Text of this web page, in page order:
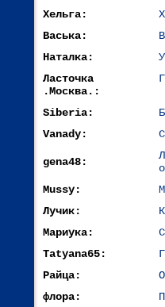
Хельга:
Васька:
Наталка:
Ласточка
.Москва.:
Siberia:
Vanady:
gena48:
Mussy:
Лучик:
Мариука:
Tatyana65:
Райца:
флора: